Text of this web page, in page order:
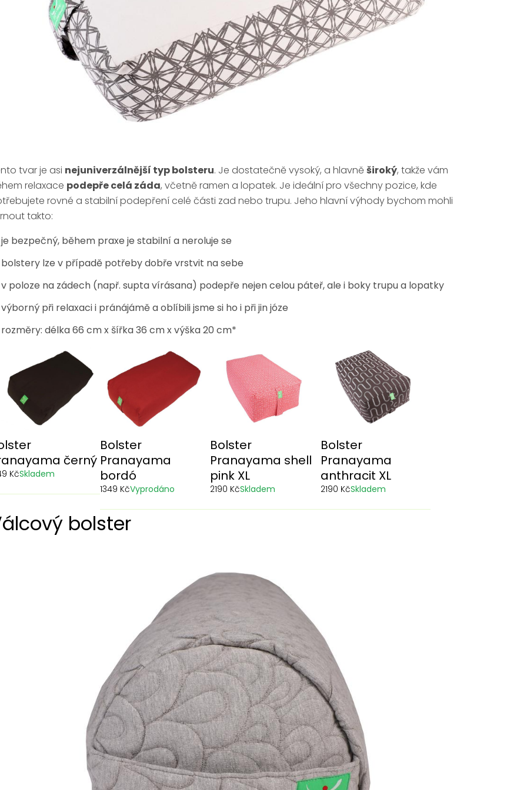
tvar je asi nejuniverzálnější typ bolsteru. Je dostatečně vysoký, a hlavněširoký, takže vám
relaxace podepře celá záda, včetně ramen a lopatek. Je ideální pro všechny pozice, kde
rovné a stabilní podepření celé části zad nebo trupu. Jeho hlavní výhody bychom mohli
takto:
je bezpečný, během praxe je stabilní a neroluje se
bolstery lze v případě potřeby dobře vrstvit na sebe
v poloze na zádech (např. supta vírásana) podepře nejen celou páteř, ale i boky trupu a lopatky
výborný při relaxaci i pránájámě a oblíbili jsme si ho i při jin józe
rozměry: délka 66 cm x šířka 36 cm x výška 20 cm*
černý
KčSkladem
Bolster
Pranayama
bordó
1349 KčVyprodáno
Bolster
Pranayama shell
pink XL
2190 KčSkladem
Bolster
Pranayama
anthracit XL
2190 KčSkladem
bolster